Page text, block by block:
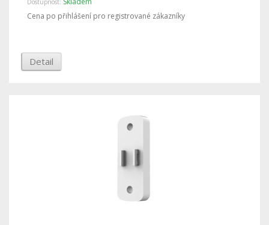
Dostupnost:
Cena po přihlášení pro registrované zákazníky
Detail